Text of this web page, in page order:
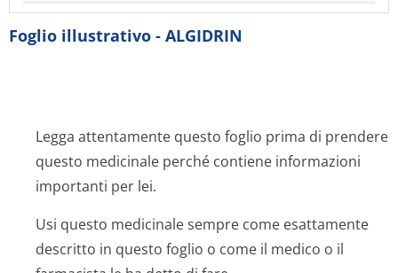
Foglio illustrativo - ALGIDRIN
Legga attentamente questo foglio prima di prendere
questo medicinale perché contiene informazioni
importanti per lei.
Usi questo medicinale sempre come esattamente
descritto in questo foglio o come il medico o il